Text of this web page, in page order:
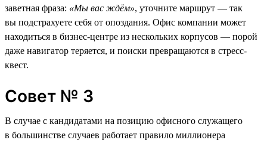
заветная фраза: «Мы вас ждём», уточните маршрут — так
вы подстрахуете себя от опоздания. Офис компании может
находиться в бизнес-центре из нескольких корпусов — порой
даже навигатор теряется, и поиски превращаются в стресс-
квест.
Совет № 3
В случае с кандидатами на позицию офисного служащего
в большинстве случаев работает правило миллионера